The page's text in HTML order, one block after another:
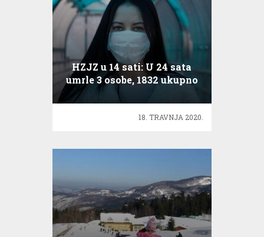
HZJZ u 14 sati: U 24 sata
umrle 3 osobe, 1832 ukupno
zaraženih Covid-19
18. TRAVNJA 2020.